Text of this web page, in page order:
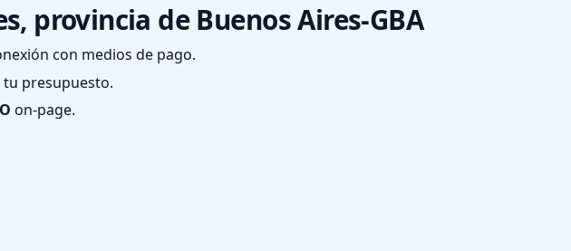
provincia de Buenos Aires-GBA
con medios de pago.
presupuesto.
on-page.